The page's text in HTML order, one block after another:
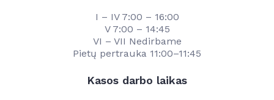
I – IV 7:00 – 16:00
V 7:00 – 14:45
VI – VII Nedirbame
Pietų pertrauka 11:00–11:45
Kasos darbo laikas